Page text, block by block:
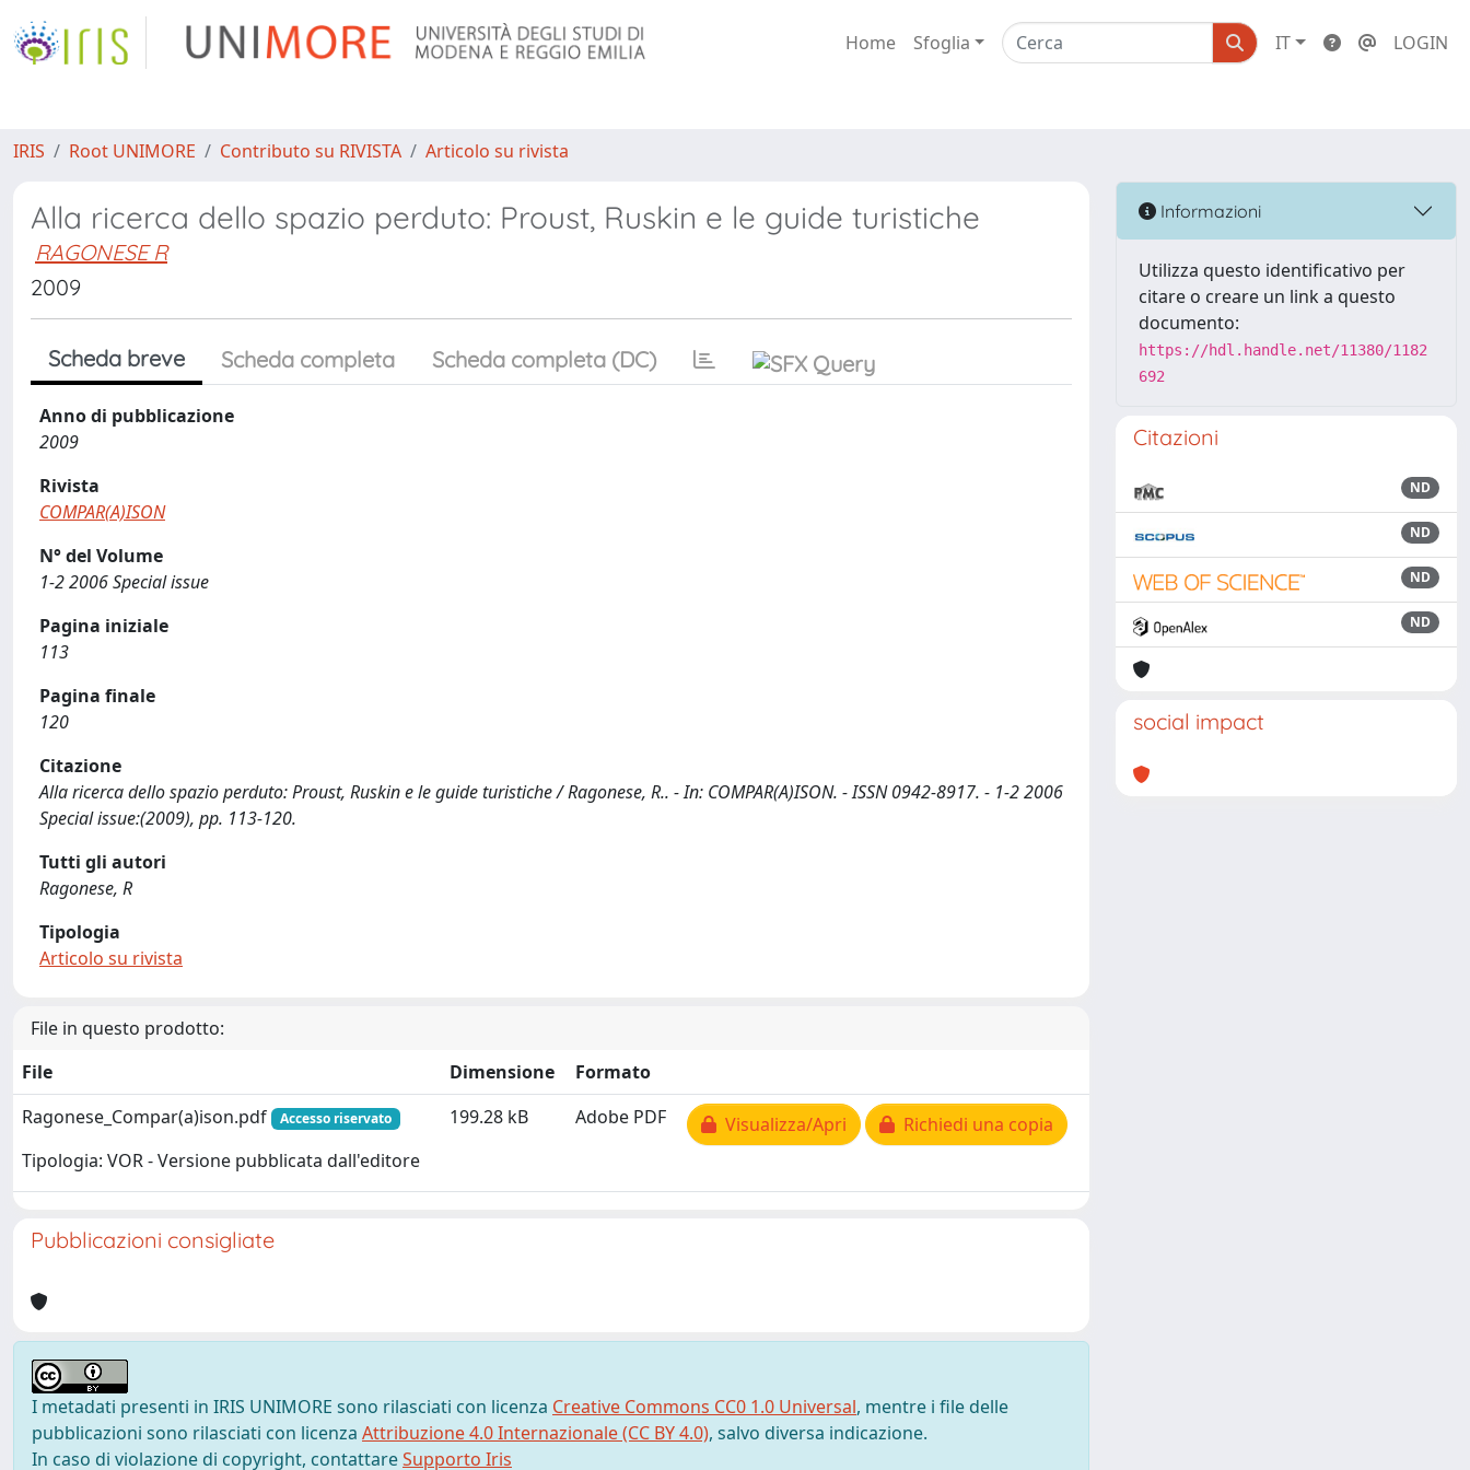
Home Sfoglia IT LOGIN
IRIS Root UNIMORE Contributo su RIVISTA Articolo su rivista
Alla ricerca dello spazio perduto: Proust, Ruskin e le guide turistiche
RAGONESE R
2009
Scheda breve Scheda completa Scheda completa (DC)
Anno di pubblicazione
2009
Rivista
COMPAR(A)ISON
N° del Volume
1-2 2006 Special issue
Pagina iniziale
113
Pagina finale
120
Citazione
Alla ricerca dello spazio perduto: Proust, Ruskin e le guide turistiche / Ragonese, R.. - In: COMPAR(A)ISON. - ISSN 0942-8917. - 1-2 2006
Special issue:(2009), pp. 113-120.
Tutti gli autori
Ragonese, R
Tipologia
Articolo su rivista
File in questo prodotto:
File
Dimensione
Formato
Ragonese_Compar(a)ison.pdf
Accesso riservato
Tipologia: VOR - Versione pubblicata dall'editore
199.28 kB Adobe PDF Visualizza/Apri Richiedi una copia
Pubblicazioni consigliate
I metadati presenti in IRIS UNIMORE sono rilasciati con licenza Creative Commons CC0 1.0 Universal, mentre i file delle
pubblicazioni sono rilasciati con licenza Attribuzione 4.0 Internazionale (CC BY 4.0), salvo diversa indicazione.
In caso di violazione di copyright, contattareSupporto Iris
Informazioni
Utilizza questo identificativo per
citare o creare un link a questo
documento:
https://hdl.handle.net/11380/1182
692
Citazioni
ND
ND
ND
ND
social impact